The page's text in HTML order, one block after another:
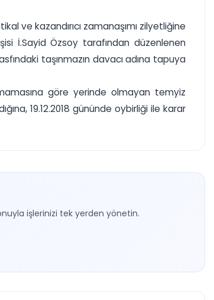
ve kazandırıcı zamanaşımı zilyetliğine
İ.Sayid Özsoy tarafından düzenlenen
taşınmazın davacı adına tapuya
göre yerinde olmayan temyiz
19.12.2018 gününde oybirliği ile karar
işlerinizi tek yerden yönetin.